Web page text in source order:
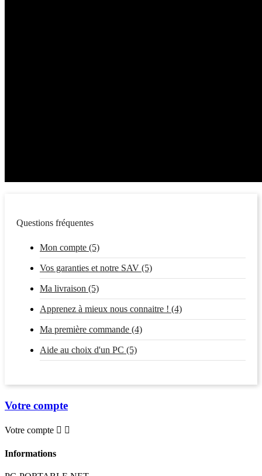
Questions fréquentes
Mon compte (5)
Vos garanties et notre SAV (5)
Ma livraison (5)
Apprenez à mieux nous connaitre ! (4)
Ma première commande (4)
Aide au choix d'un PC (5)
Votre compte
Votre compte  
Informations